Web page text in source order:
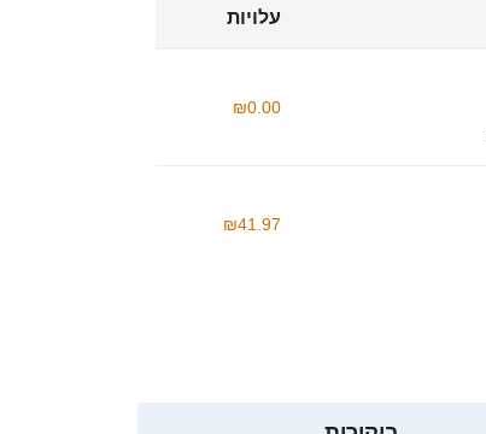
עלויות
₪0.00
₪41.97